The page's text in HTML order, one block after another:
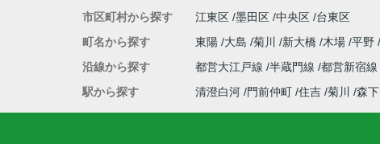
市区町村から探す 江東区 墨田区 中央区 台東区
町名から探す
東陽 大島 菊川 新大橋 木場 平野
沿線から探す
都営大江戸線 半蔵門線 都営新宿線
駅から探す
清澄白河 門前仲町 住吉 菊川 森下